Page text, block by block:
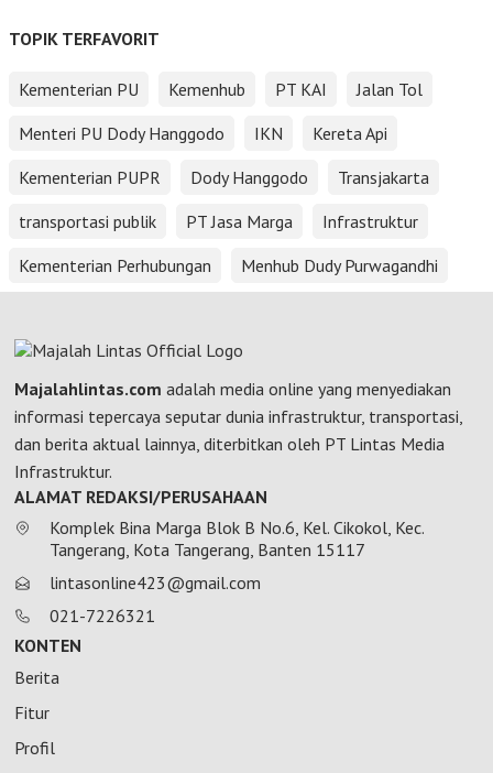
TOPIK TERFAVORIT
Kementerian PU Kemenhub PT KAI
Jalan Tol
Menteri PU Dody Hanggodo
IKN
Kereta Api
Kementerian PUPR
Dody Hanggodo
Transjakarta
transportasi publik
PT Jasa Marga
Infrastruktur
Kementerian Perhubungan
Menhub Dudy Purwagandhi
Majalahlintas.com adalah media online yang menyediakan
informasi tepercaya seputar dunia infrastruktur, transportasi,
dan berita aktual lainnya, diterbitkan oleh PT Lintas Media
Infrastruktur.
ALAMAT REDAKSI/PERUSAHAAN
Komplek Bina Marga Blok B No.6, Kel. Cikokol, Kec.
Tangerang, Kota Tangerang, Banten 15117
lintasonline423@gmail.com
021-7226321
KONTEN
Berita
Fitur
Profil